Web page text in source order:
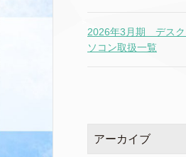
2026年3月期 デスク
ソコン取扱一覧
アーカイブ